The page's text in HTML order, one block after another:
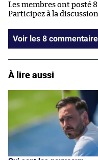
Les membres ont posté
Participez à la discussion
Voir les 8
À lire aussi